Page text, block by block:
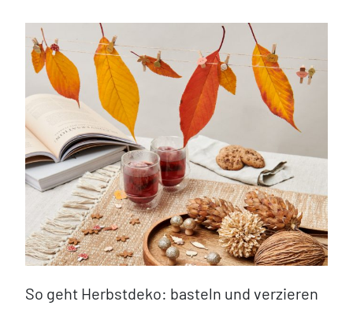
So geht Herbstdeko: basteln und verzieren